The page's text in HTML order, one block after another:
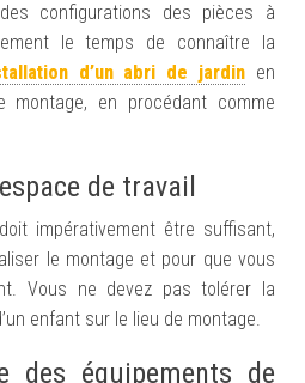
des configurations
des pièces à
le temps de connaître la
d’un abri de jardin en
montage, en procédant comme
de travail
impérativement être suffisant,
le montage et pour que vous
Vous ne devez pas tolérer la
enfant sur le lieu de montage.
des équipements de